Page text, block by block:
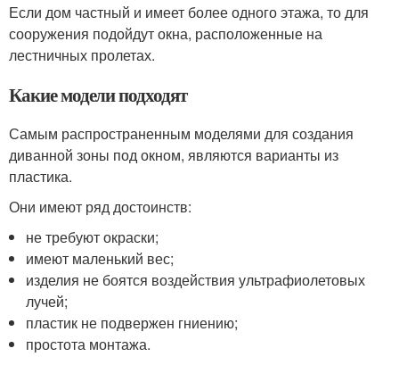
Если дом частный и имеет более одного этажа, то для
сооружения подойдут окна, расположенные на
лестничных пролетах.
Какие модели подходят
Самым распространенным моделями для создания
диванной зоны под окном, являются варианты из
пластика.
Они имеют ряд достоинств:
не требуют окраски;
имеют маленький вес;
изделия не боятся воздействия ультрафиолетовых
лучей;
пластик не подвержен гниению;
простота монтажа.